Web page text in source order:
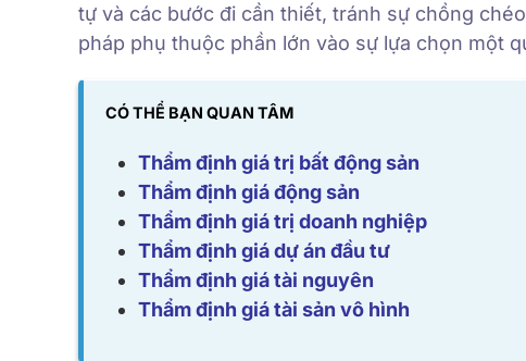
tự và các bước đi cần thiết, tránh sự chồng
pháp phụ thuộc phần lớn vào sự lựa chọn một
CÓ THỂ BẠN QUAN TÂM
Thẩm định giá trị bất động sản
Thẩm định giá động sản
Thẩm định giá trị doanh nghiệp
Thẩm định giá dự án đầu tư
Thẩm định giá tài nguyên
Thẩm định giá tài sản vô hình